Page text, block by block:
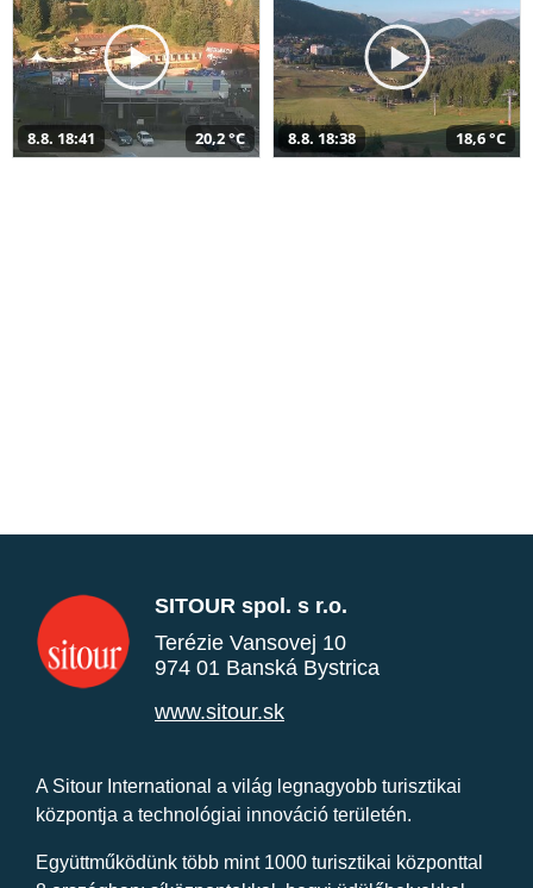
8.8. 18:41 20,2 °C 8.8. 18:38 18,6 °C
SITOUR spol. s r.o.
Terézie Vansovej 10
974 01 Banská Bystrica
www.sitour.sk
A Sitour International a világ legnagyobb turisztikai
központja a technológiai innováció területén.
Együttműködünk több mint 1000 turisztikai központtal